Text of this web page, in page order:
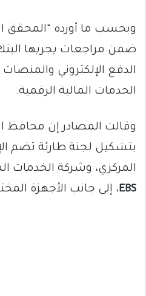
وبحسب ما أورده “المحقق
ضمن مراجعات يجريها
الدفع الإلكتروني
الخدمات المالية الرقمية.
وقالت المصادر إن محافظ
بتشكيل لجنة طارئة تضم
المركزي، وشركة الخدمات
EBS، إلى جانب الأجهزة